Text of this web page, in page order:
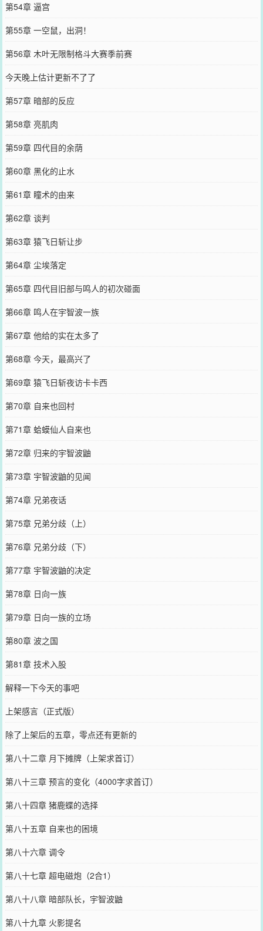
第54章 逼宫
第55章 一空鼠，出洞！
第56章 木叶无限制格斗大赛季前赛
今天晚上估计更新不了了
第57章 暗部的反应
第58章 亮肌肉
第59章 四代目的余荫
第60章 黑化的止水
第61章 瞳术的由来
第62章 谈判
第63章 猿飞日斩让步
第64章 尘埃落定
第65章 四代目旧部与鸣人的初次碰面
第66章 鸣人在宇智波一族
第67章 他给的实在太多了
第68章 今天，最高兴了
第69章 猿飞日斩夜访卡卡西
第70章 自来也回村
第71章 蛤蟆仙人自来也
第72章 归来的宇智波鼬
第73章 宇智波鼬的见闻
第74章 兄弟夜话
第75章 兄弟分歧（上）
第76章 兄弟分歧（下）
第77章 宇智波鼬的决定
第78章 日向一族
第79章 日向一族的立场
第80章 波之国
第81章 技术入股
解释一下今天的事吧
上架感言（正式版）
除了上架后的五章，零点还有更新的
第八十二章 月下摊牌（上架求首订）
第八十三章 预言的变化（4000字求首订）
第八十四章 猪鹿蝶的选择
第八十五章 自来也的困境
第八十六章 调令
第八十七章 超电磁炮（2合1）
第八十八章 暗部队长，宇智波鼬
第八十九章 火影提名